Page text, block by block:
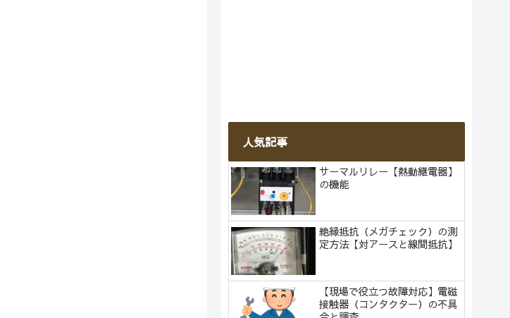
人気記事
サーマルリレー【熱動継電器】
の機能
絶縁抵抗（メガチェック）の測
定方法【対アースと線間抵抗】
【現場で役立つ故障対応】電磁
接触器（コンタクター）の不具